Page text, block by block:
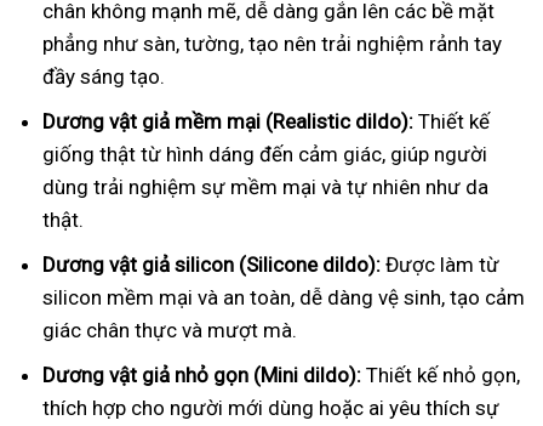
chân không mạnh mẽ, dễ dàng gắn lên các bề mặt
phẳng như sàn, tường, tạo nên trải nghiệm rảnh tay
đầy sáng tạo.
Dương vật giả mềm mại (Realistic dildo): Thiết kế
giống thật từ hình dáng đến cảm giác, giúp người
dùng trải nghiệm sự mềm mại và tự nhiên như da
thật.
Dương vật giả silicon (Silicone dildo): Được làm từ
silicon mềm mại và an toàn, dễ dàng vệ sinh, tạo cảm
giác chân thực và mượt mà.
Dương vật giả nhỏ gọn (Mini dildo): Thiết kế nhỏ gọn,
thích hợp cho người mới dùng hoặc ai yêu thích sự